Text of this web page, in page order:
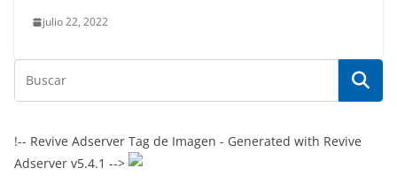
julio 22, 2022
!-- Revive Adserver Tag de Imagen - Generated with Revive
Adserver v5.4.1 -->